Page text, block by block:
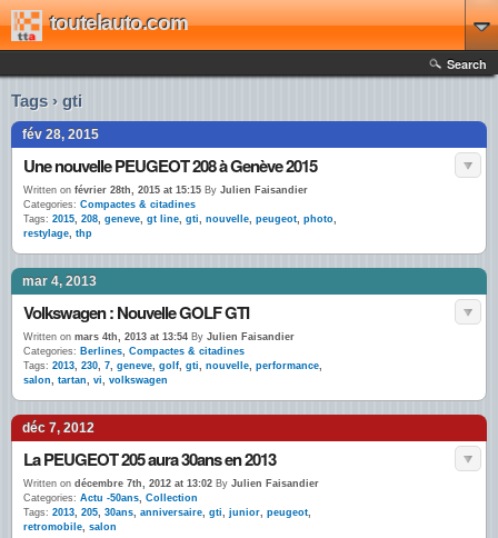
toutelauto.com
Search
Tags › gti
fév 28, 2015
Une nouvelle PEUGEOT 208 à Genève 2015
Written on février 28th, 2015 at 15:15 By Julien Faisandier
Categories: Compactes & citadines
Tags: 2015, 208, geneve, gt line, gti, nouvelle, peugeot, photo,
restylage, thp
mar 4, 2013
Volkswagen : Nouvelle GOLF GTI
Written on mars 4th, 2013 at 13:54 By Julien Faisandier
Categories: Berlines, Compactes & citadines
Tags: 2013, 230, 7, geneve, golf, gti, nouvelle, performance,
salon, tartan, vi, volkswagen
déc 7, 2012
La PEUGEOT 205 aura 30ans en 2013
Written on décembre 7th, 2012 at 13:02 By Julien Faisandier
Categories: Actu -50ans, Collection
Tags: 2013, 205, 30ans, anniversaire, gti, junior, peugeot,
retromobile, salon